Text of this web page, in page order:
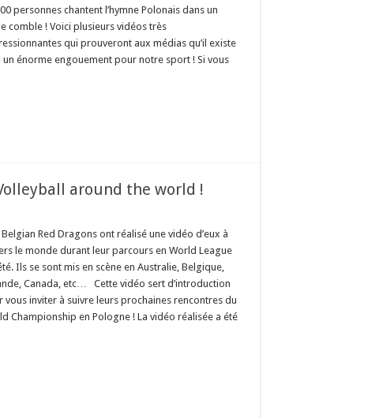
personnes chantent l’hymne Polonais dans un
comble ! Voici plusieurs vidéos très
qui prouveront aux médias qu’il existe
un énorme engouement pour notre sport ! Si vous
around the world !
Red Dragons ont réalisé une vidéo d’eux à
le monde durant leur parcours en World League
Ils se sont mis en scène en Australie, Belgique,
Canada, etc… Cette vidéo sert d’introduction
vous inviter à suivre leurs prochaines rencontres du
Championship en Pologne ! La vidéo réalisée a été